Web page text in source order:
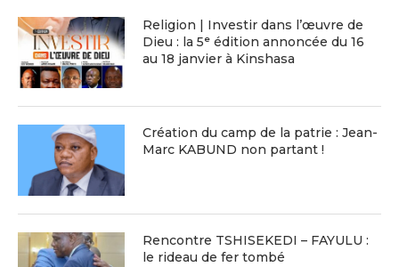
Religion | Investir dans l’œuvre de
Dieu : la 5ᵉ édition annoncée du 16
au 18 janvier à Kinshasa
Création du camp de la patrie : Jean-
Marc KABUND non partant !
Rencontre TSHISEKEDI – FAYULU :
le rideau de fer tombé